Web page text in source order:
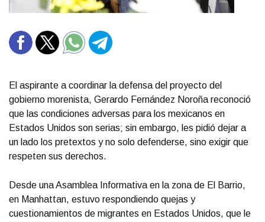
El aspirante a coordinar la defensa del proyecto del
gobierno morenista, Gerardo Fernández Noroña reconoció
que las condiciones adversas para los mexicanos en
Estados Unidos son serias; sin embargo, les pidió dejar a
un lado los pretextos y no solo defenderse, sino exigir que
respeten sus derechos.
Desde una Asamblea Informativa en la zona de El Barrio,
en Manhattan, estuvo respondiendo quejas y
cuestionamientos de migrantes en Estados Unidos, que le